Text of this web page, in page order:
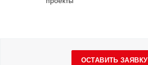
ОСТАВИТЬ ЗАЯВКУ